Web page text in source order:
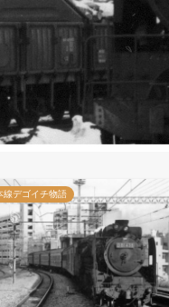
線デゴイチ物語